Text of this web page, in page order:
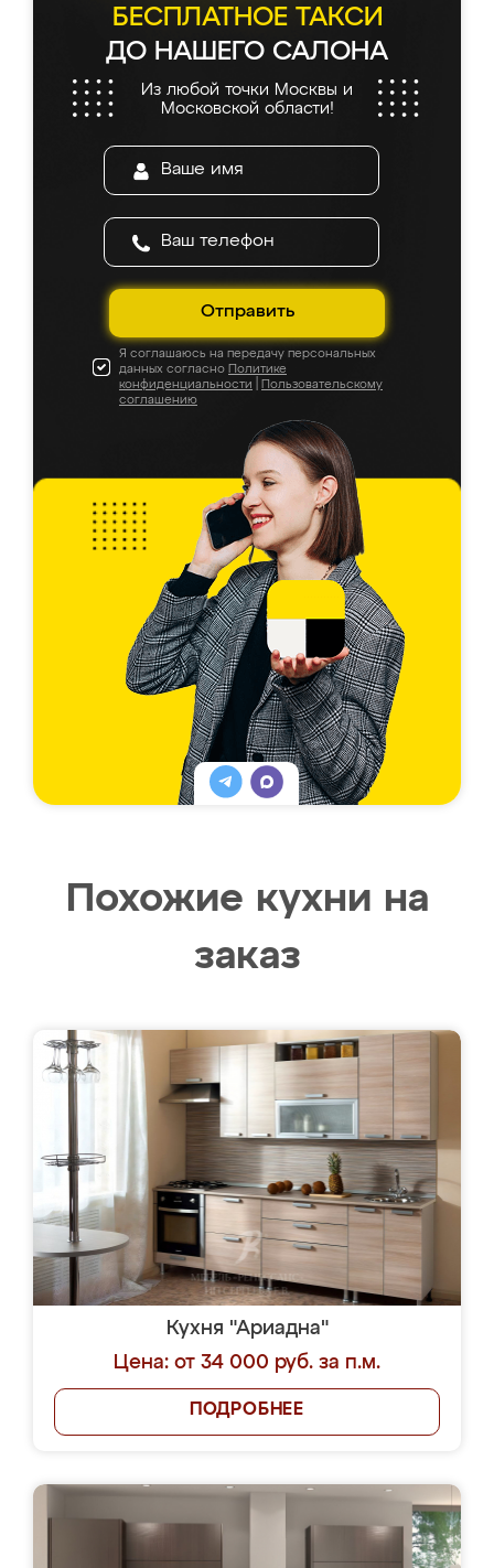
БЕСПЛАТНОЕ ТАКСИ
ДО НАШЕГО САЛОНА
Из любой точки Москвы и
Московской области!
Отправить
Я соглашаюсь на передачу персональных
данных согласно Политике
конфиденциальности
Пользовательскому
соглашению
Похожие кухни на
заказ
Кухня "Ариадна"
Цена: от 34 000 руб. за п.м.
ПОДРОБНЕЕ